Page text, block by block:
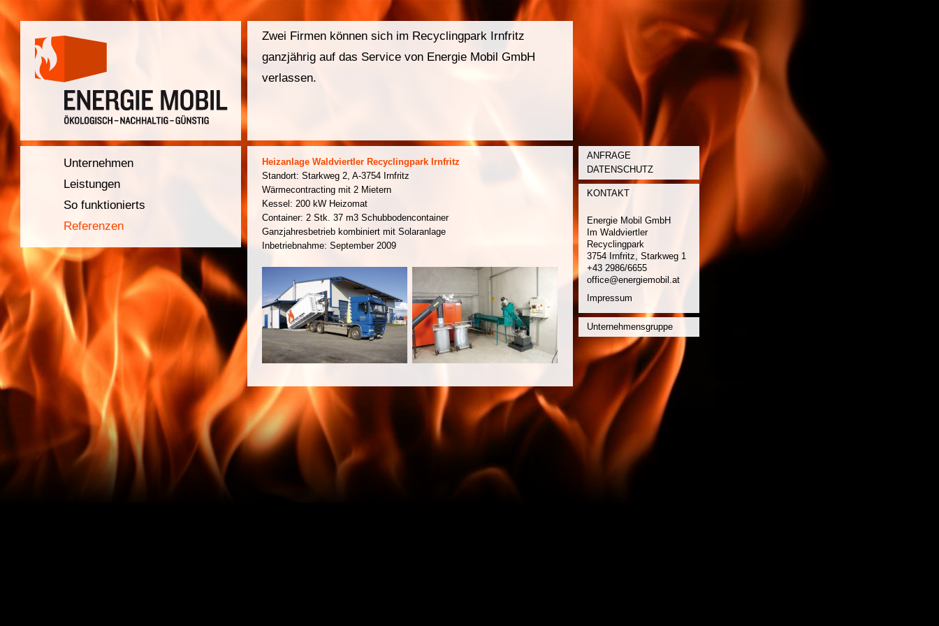
Unternehmen
Leistungen
So funktionierts
Referenzen
Zwei Firmen können sich im Recyclingpark Irnfritz
ganzjährig auf das Service von Energie Mobil GmbH
verlassen.
Heizanlage Waldviertler Recyclingpark Irnfritz
Standort: Starkweg 2, A-3754 Irnfritz
Wärmecontracting mit 2 Mietern
Kessel: 200 kW Heizomat
Container: 2 Stk. 37 m3 Schubbodencontainer
Ganzjahresbetrieb kombiniert mit Solaranlage
Inbetriebnahme: September 2009
ANFRAGE
DATENSCHUTZ
KONTAKT
Energie Mobil GmbH
Im Waldviertler
Recyclingpark
3754 Irnfritz, Starkweg 1
+43 2986/6655
office@energiemobil.at
Impressum
Unternehmensgruppe